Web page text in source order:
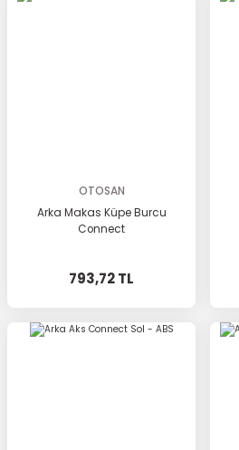
OTOSAN
Arka Makas Küpe Burcu
Connect
793,72 TL